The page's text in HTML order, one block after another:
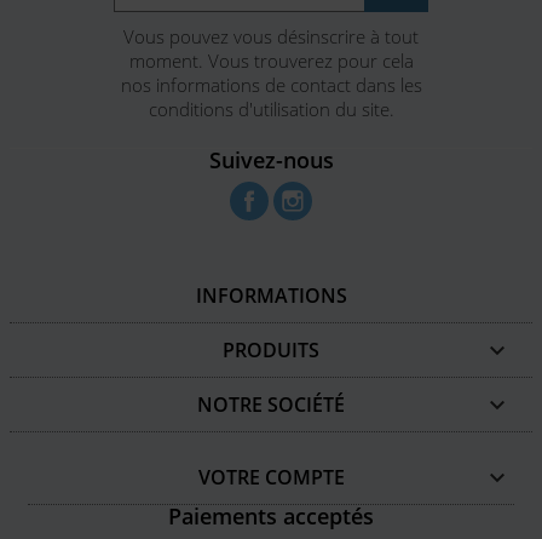
Vous pouvez vous désinscrire à tout
moment. Vous trouverez pour cela
nos informations de contact dans les
conditions d'utilisation du site.
Suivez-nous
Facebook
INFORMATIONS
PRODUITS 
NOTRE SOCIÉTÉ 
VOTRE COMPTE

Paiements acceptés